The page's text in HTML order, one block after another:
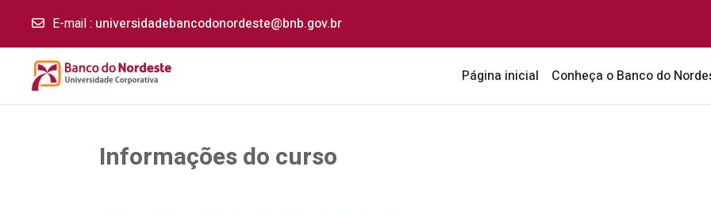
Ir para o conteúdo principal
E-mail: universidadebancodonordeste@bnb.gov.br
Página inicial Conheça o Banco do
Informações do curso